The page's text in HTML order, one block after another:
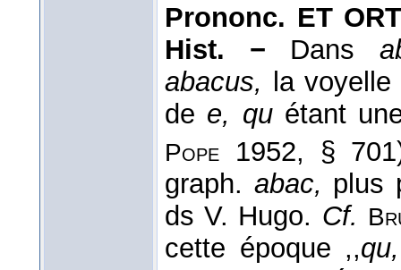
Prononc. ET
Hist. − Dans
abacus, la
de e, quétant
Pope 1952, §
graph. abac, plus
ds V. Hugo. Cf.
cette époque ,,